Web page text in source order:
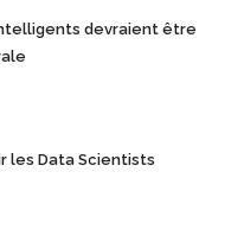
devraient être
les Data Scientists